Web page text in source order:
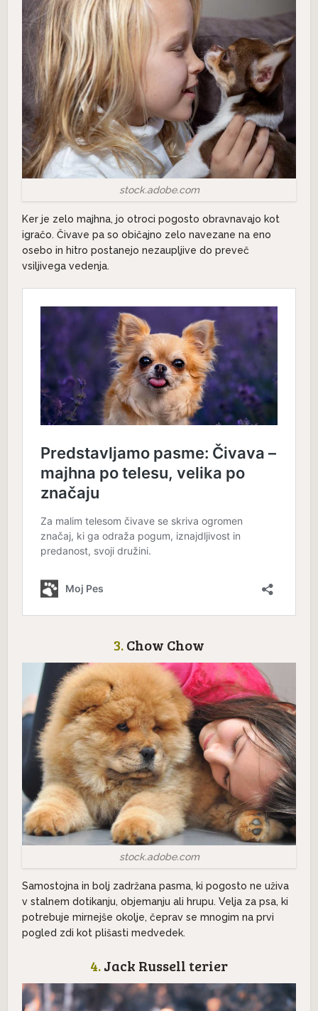
stock.adobe.com
Ker je zelo majhna, jo otroci pogosto obravnavajo kot
igračo. Čivave pa so običajno zelo navezane na eno
osebo in hitro postanejo nezaupljive do preveč
vsiljivega vedenja.
3.Chow Chow
stock.adobe.com
Samostojna in bolj zadržana pasma, ki pogosto ne uživa
v stalnem dotikanju, objemanju ali hrupu. Velja za psa, ki
potrebuje mirnejše okolje, čeprav se mnogim na prvi
pogled zdi kot plišasti medvedek.
4.Jack Russell terier